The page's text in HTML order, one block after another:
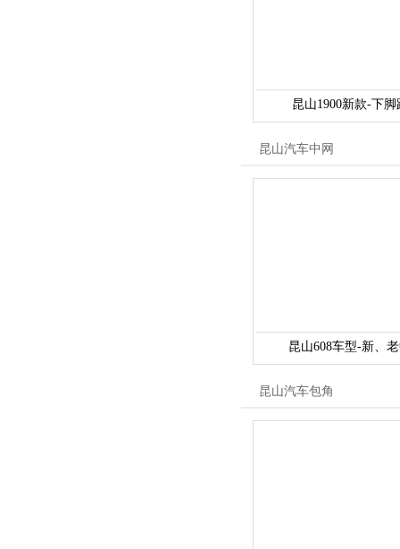
昆山1900新款-下脚
昆山汽车中网
昆山608车型-新、
昆山汽车包角